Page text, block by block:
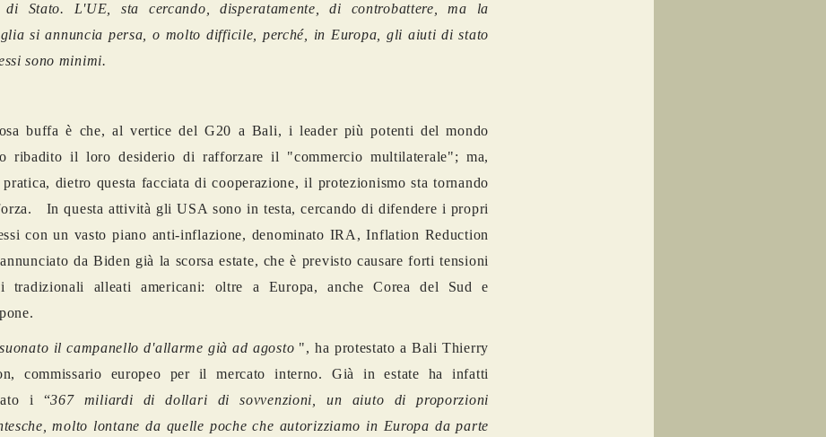
Stato. L'UE, sta cercando, disperatamente, di controbattere, ma la
si annuncia persa, o molto difficile, perché, in Europa, gli aiuti di stato
sono minimi.
buffa è che, al vertice del G20 a Bali, i leader più potenti del mondo
ribadito il loro desiderio di rafforzare il "commercio multilaterale"; ma,
dietro questa facciata di cooperazione, il protezionismo sta tornando
In questa attività gli USA sono in testa, cercando di difendere i propri
con un vasto piano anti-inflazione, denominato IRA, Inflation Reduction
da Biden già la scorsa estate, che è previsto causare forti tensioni
tradizionali alleati americani: oltre a Europa, anche Corea del Sud e
il campanello d'allarme già ad agosto ", ha protestato a Bali Thierry
commissario europeo per il mercato interno. Già in estate ha infatti
i “367 miliardi di dollari di sovvenzioni, un aiuto di proporzioni
molto lontane da quelle poche che autorizziamo in Europa da parte